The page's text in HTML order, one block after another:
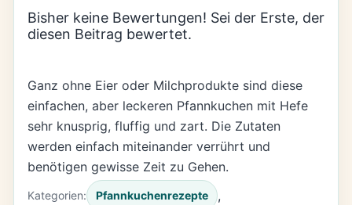
Bisher keine Bewertungen! Sei der Erste, der
diesen Beitrag bewertet.
Ganz ohne Eier oder Milchprodukte sind diese
einfachen, aber leckeren Pfannkuchen mit Hefe
sehr knusprig, fluffig und zart. Die Zutaten
werden einfach miteinander verrührt und
benötigen gewisse Zeit zu Gehen.
Kategorien: Pfannkuchenrezepte ,